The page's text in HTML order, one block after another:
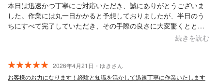
本日は迅速かつ丁寧にご対応いただき、誠にありがとうございま
した。作業には丸一日かかると予想しておりましたが、半日のう
ちにすべて完了していただき、その手際の良さに大変驚くととも
に満足しております。また、細かい部分まで非常に綺麗に仕上げ
いたします。
続きを読む
2026年4月21日・ゆきさん
お客様のお力になります！経験と知識を活かして迅速丁寧に作業いたします